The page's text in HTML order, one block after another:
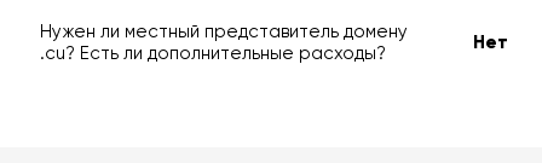
Нужен ли местный представитель домену
.cu? Есть ли дополнительные расходы?
Нет